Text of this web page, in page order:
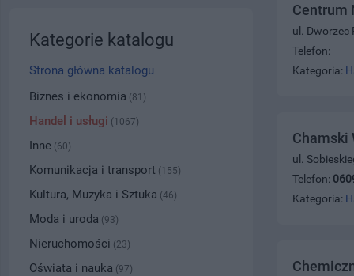
Centrum
ul. Dworzec
Telefon:
Kategoria:
Chamski
ul.
Telefon:
Kategoria:
Kategorie katalogu
Strona główna katalogu
Biznes i ekonomia (81)
Handel i usługi (1067)
Inne (60)
Komunikacja i transport (155)
Kultura, Muzyka i Sztuka (46)
Moda i uroda (93)
Nieruchomości (23)
Oświata i nauka (97)